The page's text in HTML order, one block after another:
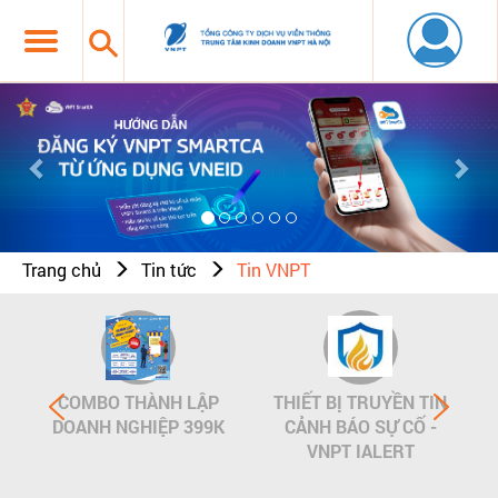
Previous
Trang chủ Tin tức Tin VNPT
COMBO THÀNH LẬP
DOANH NGHIỆP 399K
THIẾT BỊ TRUYỀN TIN
CẢNH BÁO SỰ CỐ -
VNPT IALERT